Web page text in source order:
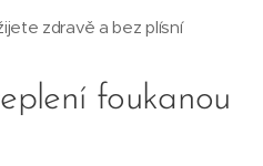
zdravě a bez plísní
foukanou